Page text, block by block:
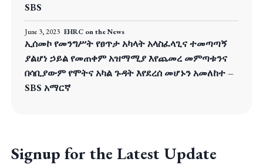
SBS
June 3, 2023 EHRC on the News
ኢሰመኮ የመንግሥት የፀጥታ አካላት አላስፈላጊና ተመጣጣኝ
ያልሆነ ኃይል የመጠቀም አዝማሚያ እየጨመረ መምጣቱንና
በሳቢያውም የሞትና አካል ጉዳት እየደረሰ መሆኑን አመለከተ –
SBS አማርኛ
Signup for the Latest Update